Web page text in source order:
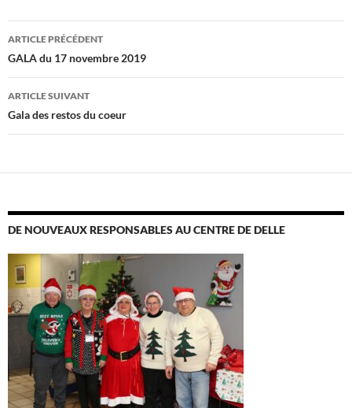
Navigation
des
articles
ARTICLE PRÉCÉDENT
GALA du 17 novembre 2019
ARTICLE SUIVANT
Gala des restos du coeur
DE NOUVEAUX RESPONSABLES AU CENTRE DE DELLE